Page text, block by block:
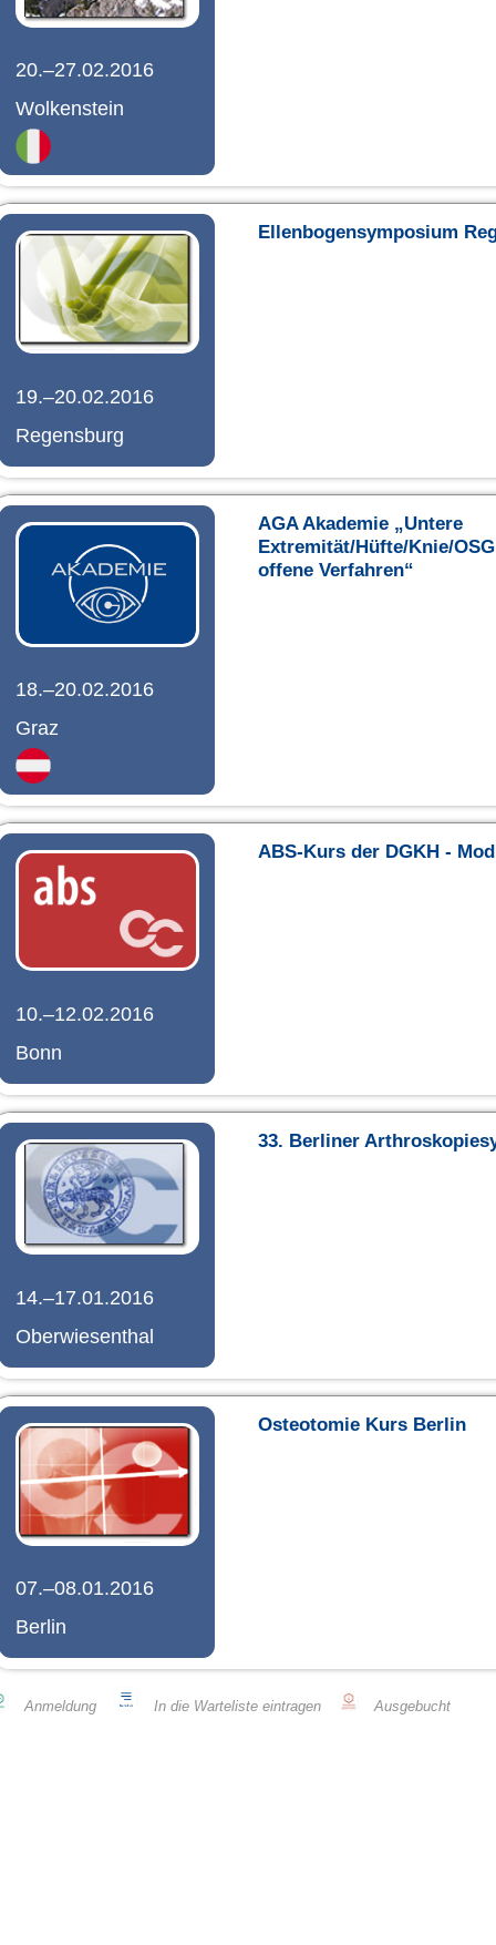
20.–27.02.2016
Wolkenstein
19.–20.02.2016
Regensburg
Ellenbogensymposium
18.–20.02.2016
Graz
AGA Akademie „Untere
Extremität/Hüfte/Knie/
offene Verfahren“
10.–12.02.2016
Bonn
ABS-Kurs der DGKH -
14.–17.01.2016
Oberwiesenthal
33. Berliner
07.–08.01.2016
Berlin
Osteotomie Kurs Berlin
Anmeldung In die Warteliste eintragen Ausgebucht